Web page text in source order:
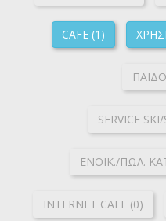
CAFE (1)
SERVICE
ΕΝΟΙΚ./ΠΩΛ.
INTERNET CAFE (0)